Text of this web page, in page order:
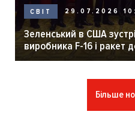
СВІТ 29.07.2026
Зеленський в США
виробника F-16 і ракет
Більше